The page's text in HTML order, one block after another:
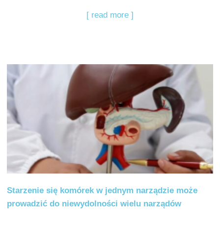
[ read more ]
Starzenie się komórek w jednym narządzie może
prowadzić do niewydolności wielu narządów